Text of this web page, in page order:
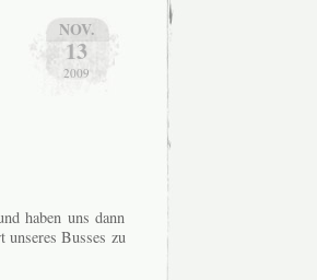
NOV.
13
2009
haben uns dann
Busses zu